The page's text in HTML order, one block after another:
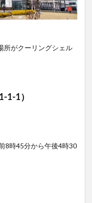
所がクーリングシェル
1-1）
8時45分から午後4時30